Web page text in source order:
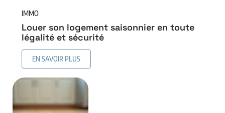
IMMO
Louer son logement saisonnier en toute
légalité et sécurité
EN SAVOIR PLUS